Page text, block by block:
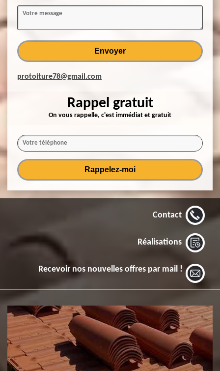
protoiture78@gmail.com
Rappel gratuit
On vous rappelle, c'est immédiat et gratuit
Contact
Réalisations
Recevoir nos nouvelles offres par mail !